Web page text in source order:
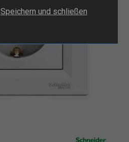
Speichern und schließen